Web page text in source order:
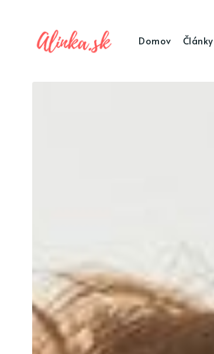
Domov Články